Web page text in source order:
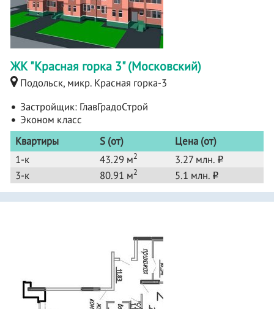
ЖК "Красная горка 3" (Московский)
Подольск, микр. Красная горка-3
Застройщик: ГлавГрадоСтрой
Эконом класс
Квартиры
S (от)
Цена (от)
1-к
43.29 м2 3.27 млн. o
3-к 80.91 м2 5.1 млн. o